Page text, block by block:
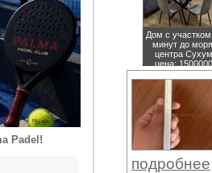
Padel!
Дом с
минут до
центра
цена:
руб.
подробнее